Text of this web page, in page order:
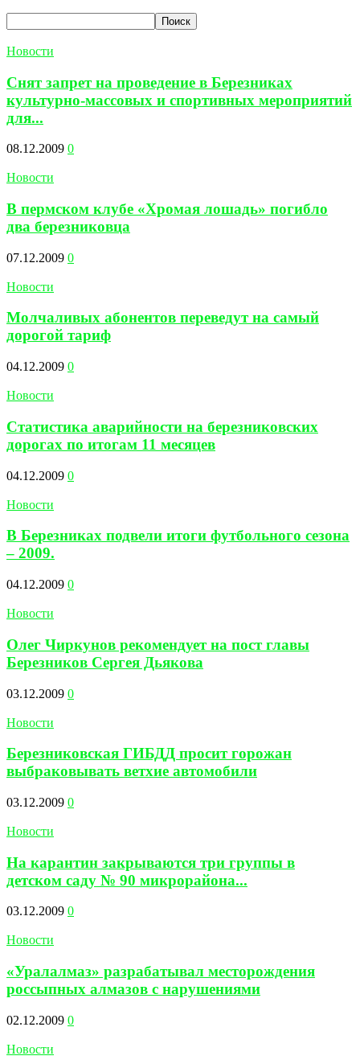
Новости
Снят запрет на проведение в Березниках
культурно-массовых и спортивных мероприятий
для...
08.12.2009 0
Новости
В пермском клубе «Хромая лошадь» погибло
два березниковца
07.12.2009 0
Новости
Молчаливых абонентов переведут на самый
дорогой тариф
04.12.2009 0
Новости
Статистика аварийности на березниковских
дорогах по итогам 11 месяцев
04.12.2009 0
Новости
В Березниках подвели итоги футбольного сезона
– 2009.
04.12.2009 0
Новости
Олег Чиркунов рекомендует на пост главы
Березников Сергея Дьякова
03.12.2009 0
Новости
Березниковская ГИБДД просит горожан
выбраковывать ветхие автомобили
03.12.2009 0
Новости
На карантин закрываются три группы в
детском саду № 90 микрорайона...
03.12.2009 0
Новости
«Уралалмаз» разрабатывал месторождения
россыпных алмазов с нарушениями
02.12.2009 0
Новости